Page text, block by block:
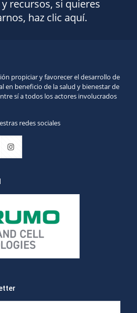
recursos, si quieres
haz clic aquí.
propiciar y favorecer el desarrollo de
en beneficio de la salud y bienestar de
sí a todos los actores involucrados
redes sociales